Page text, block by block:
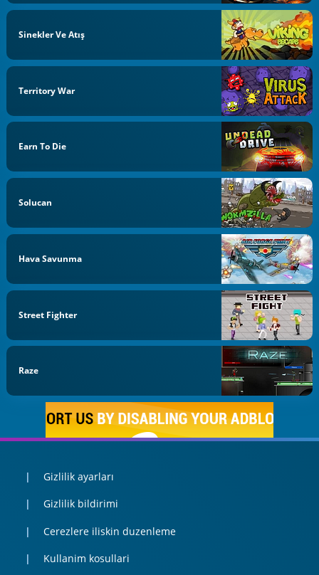
Sinekler Ve Atış
Territory War
Earn To Die
Solucan
Hava Savunma
Street Fighter
Raze
Gizlilik ayarları
Gizlilik bildirimi
Cerezlere iliskin duzenleme
Kullanim kosullari